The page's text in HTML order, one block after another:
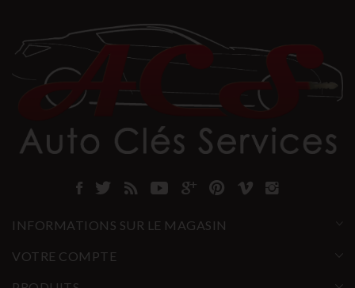
INFORMATIONS SUR LE MAGASIN
VOTRE COMPTE